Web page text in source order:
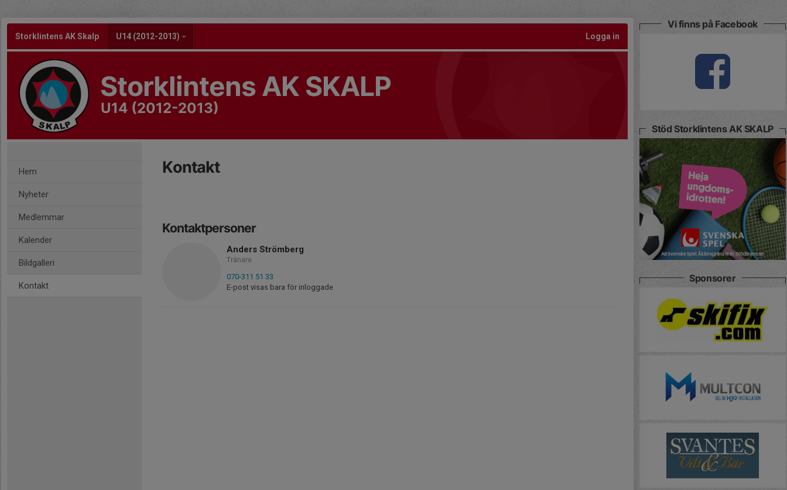
Storklintens AK Skalp U14 (2012-2013) Logga in
Storklintens AK SKALP
U14 (2012-2013)
Hem
Nyheter
Medlemmar
Kalender
Bildgalleri
Kontakt
Kontakt
Kontaktpersoner
Anders Strömberg
Tränare
070-311 51 33
E-post visas bara för inloggade
Vi finns på Facebook
Stöd Storklintens AK SKALP
Sponsorer